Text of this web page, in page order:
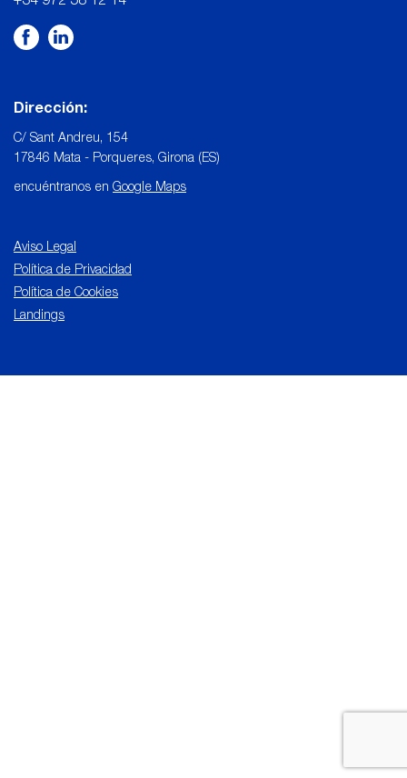
Dirección:
C/ Sant Andreu, 154
17846 Mata - Porqueres, Girona (ES)
encuéntranos en Google Maps
Aviso Legal
Política de Privacidad
Política de Cookies
Landings